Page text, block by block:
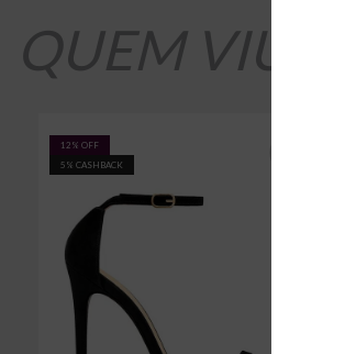
QUEM VIU,
12% OFF
5% CASHBACK